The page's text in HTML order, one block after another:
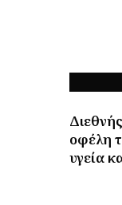
οφέλη
υγεία